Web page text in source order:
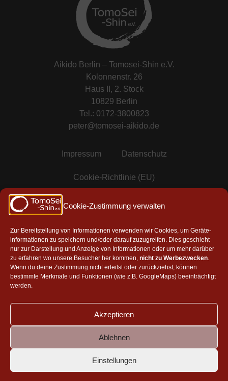
Cookie-Zustimmung verwalten
Zur Bereitstellung von Informationen verwenden wir Cookies, um Geräte-
informationen zu speichern und/oder darauf zuzugreifen. Dies geschieht
nur zur Darstellung und Anzeige von Informationen oder um mehr darüber
zu erfahren wo unsere Besucher her kommen, nicht zu Werbezwecken.
Wenn du deine Zustimmung nicht erteilst oder zurückziehst, können
bestimmte Merkmale und Funktionen (wie z.B. GoogleMaps) beeinträchtigt
werden.
Akzeptieren
Ablehnen
Einstellungen
Aikido Berlin – Tomosei-Shin e.V.
Kolonnenstr. 26
Haus II, 2. Stock
10829 Berlin
Tel.: 0172-3800823
peter@tomosei-aikido.de
Impressum Datenschutz
Cookie-Richtlinie (EU)
Mitgliedschaften & Partner
Mitglied in der AAG e.V.
Aikido Toyonaka Shosenji Dojo
Yamashima, Japan|Masatake-kai, Israel
Aikido Shoryukai, Belgien|Vanadis Dojo, Stockholm